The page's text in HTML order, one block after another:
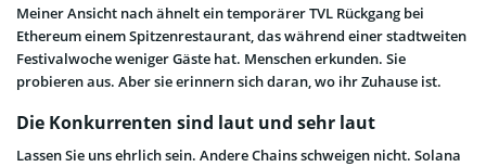
Meiner Ansicht nach ähnelt ein temporärer TVL Rückgang bei
Ethereum einem Spitzenrestaurant, das während einer stadtweiten
Festivalwoche weniger Gäste hat. Menschen erkunden. Sie
probieren aus. Aber sie erinnern sich daran, wo ihr Zuhause ist.
Die Konkurrenten sind laut und sehr laut
Lassen Sie uns ehrlich sein. Andere Chains schweigen nicht. Solana